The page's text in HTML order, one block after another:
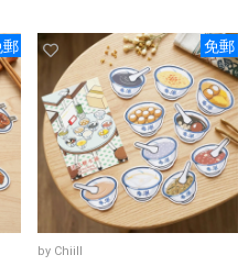
郵 免郵
by Chiill